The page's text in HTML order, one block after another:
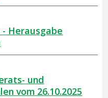
- Herausgabe
und
vom 26.10.2025